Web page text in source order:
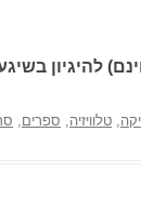
להיגיון
, טלוויזיה, ספרים,